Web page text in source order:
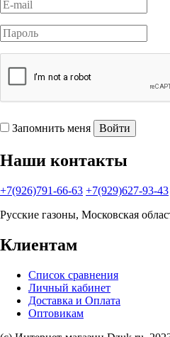
Запомнить меня Войти
Наши контакты
+7(926)791-66-63 +7(929)627-93-43
Русские газоны, Московская
Клиентам
Список сравнения
Личный кабинет
Доставка и Оплата
Оптовикам